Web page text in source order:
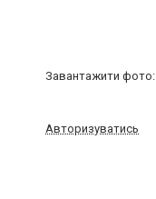
Завантажити фото:
Авторизуватись